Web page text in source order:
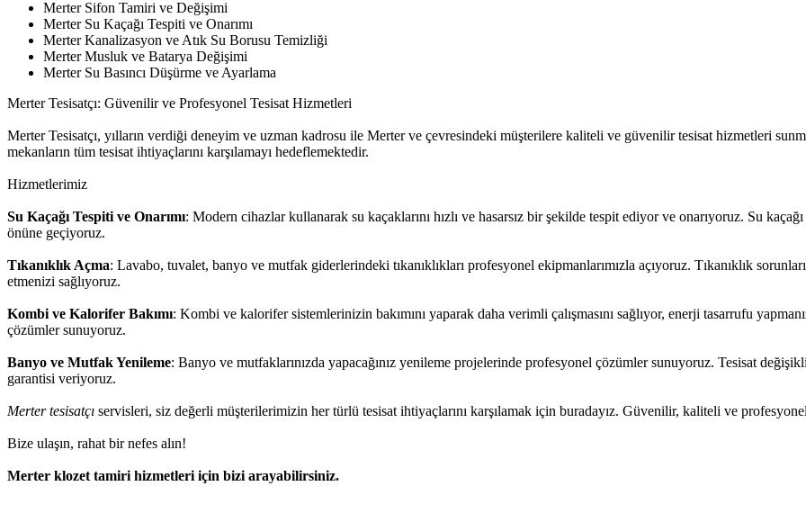
Merter Sifon Tamiri ve Değişimi
Merter Su Kaçağı Tespiti ve Onarımı
Merter Kanalizasyon ve Atık Su Borusu Temizliği
Merter Musluk ve Batarya Değişimi
Merter Su Basıncı Düşürme ve Ayarlama
Merter Tesisatçı: Güvenilir ve Profesyonel Tesisat Hizmetleri
Merter Tesisatçı, yılların verdiği deneyim ve uzman kadrosu ile Merter ve çevresindeki müşterilere kaliteli ve güvenilir tesisat hizmetleri
mekanların tüm tesisat ihtiyaçlarını karşılamayı hedeflemektedir.
Hizmetlerimiz
Su Kaçağı Tespiti ve Onarımı: Modern cihazlar kullanarak su kaçaklarını hızlı ve hasarsız bir şekilde tespit ediyor ve onarıyoruz. Su
önüne geçiyoruz.
Tıkanıklık Açma: Lavabo, tuvalet, banyo ve mutfak giderlerindeki tıkanıklıkları profesyonel ekipmanlarımızla açıyoruz. Tıkanıklık
etmenizi sağlıyoruz.
Kombi ve Kalorifer Bakımı: Kombi ve kalorifer sistemlerinizin bakımını yaparak daha verimli çalışmasını sağlıyor, enerji tasarrufu
çözümler sunuyoruz.
Banyo ve Mutfak Yenileme: Banyo ve mutfaklarınızda yapacağınız yenileme projelerinde profesyonel çözümler sunuyoruz. Tesisat
garantisi veriyoruz.
Merter tesisatçı servisleri, siz değerli müşterilerimizin her türlü tesisat ihtiyaçlarını karşılamak için buradayız. Güvenilir, kaliteli ve profesyonel
Bize ulaşın, rahat bir nefes alın!
Merter klozet tamiri hizmetleri için bizi arayabilirsiniz.